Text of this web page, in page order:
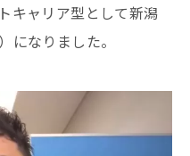
キャリア型として新潟
になりました。